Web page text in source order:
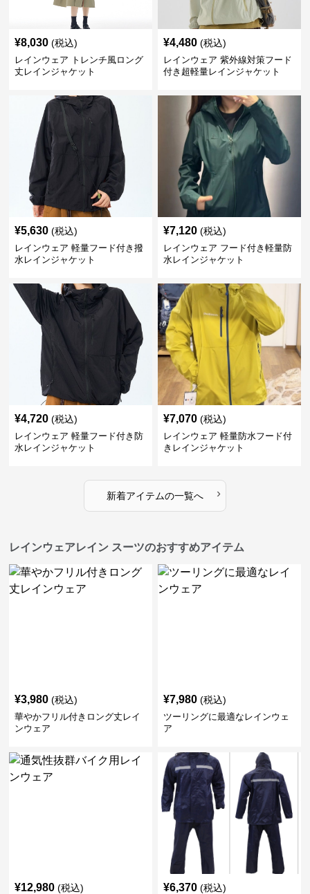
¥8,030 (税込)
レインウェア トレンチ風ロング
丈レインジャケット
¥4,480 (税込)
レインウェア 紫外線対策フード
付き超軽量レインジャケット
¥5,630 (税込)
レインウェア 軽量フード付き撥
水レインジャケット
¥7,120 (税込)
レインウェア フード付き軽量防
水レインジャケット
¥4,720 (税込)
レインウェア 軽量フード付き防
水レインジャケット
¥7,070 (税込)
レインウェア 軽量防水フード付
きレインジャケット
新着アイテムの一覧へ ›
レインウェアレイン スーツのおすすめアイテム
¥3,980 (税込)
華やかフリル付きロング丈レイ
ンウェア
¥7,980 (税込)
ツーリングに最適なレインウェ
ア
¥12,980 (税込) ¥6,370 (税込)